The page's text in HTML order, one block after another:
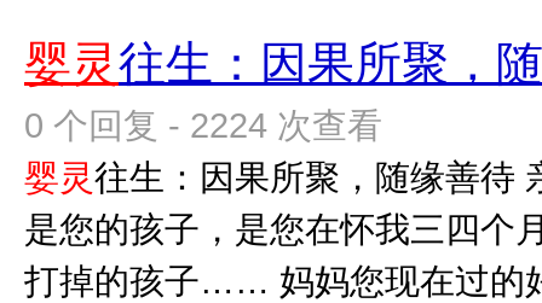
婴灵往生：因果所聚，
0 个回复 - 2224 次查看
婴灵往生：因果所聚，随缘善待
是您的孩子，是您在怀我三四个
打掉的孩子…… 妈妈您现在过的